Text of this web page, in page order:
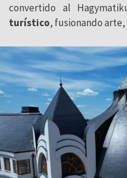
convertido al
turístico, fusionando